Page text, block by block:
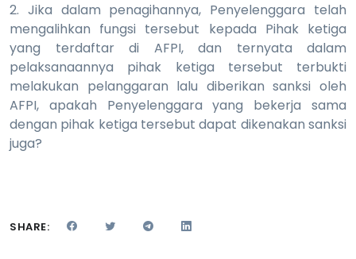
2. Jika dalam penagihannya, Penyelenggara telah
mengalihkan fungsi tersebut kepada Pihak ketiga
yang terdaftar di AFPI, dan ternyata dalam
pelaksanaannya pihak ketiga tersebut terbukti
melakukan pelanggaran lalu diberikan sanksi oleh
AFPI, apakah Penyelenggara yang bekerja sama
dengan pihak ketiga tersebut dapat dikenakan sanksi
juga?
SHARE: